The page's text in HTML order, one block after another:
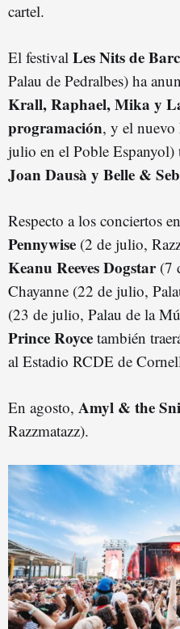
cartel.
El festival Les Nits de
Palau de Pedralbes) ha
Krall, Raphael, Mika y
programación, y el nuevo
julio en el Poble Espanyol)
Joan Dausà y Belle &
Respecto a los conciertos
Pennywise (2 de julio,
Keanu Reeves Dogstar(7
Chayanne (22 de julio,
(23 de julio, Palau de la
Prince Royce también
al Estadio RCDE de
En agosto, Amyl & the
Razzmatazz).